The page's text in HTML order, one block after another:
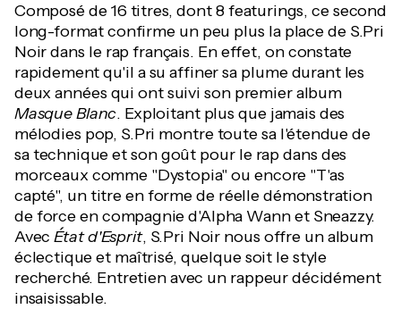
Composé de 16 titres, dont 8 featurings, ce second
long-format confirme un peu plus la place de S.Pri
Noir dans le rap français. En effet, on constate
rapidement qu'il a su affiner sa plume durant les
deux années qui ont suivi son premier album
Masque Blanc. Exploitant plus que jamais des
mélodies pop, S.Pri montre toute sa l'étendue de
sa technique et son goût pour le rap dans des
morceaux comme "Dystopia" ou encore "T'as
capté", un titre en forme de réelle démonstration
de force en compagnie d'Alpha Wann et Sneazzy.
AvecÉtat d'Esprit, S.Pri Noir nous offre un album
éclectique et maîtrisé, quelque soit le style
recherché. Entretien avec un rappeur décidément
insaisissable.